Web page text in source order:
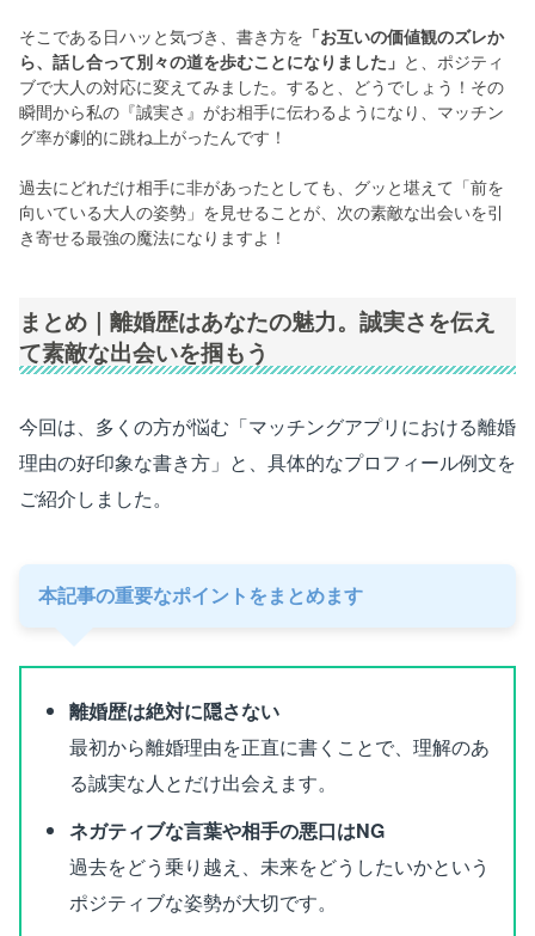
そこである日ハッと気づき、書き方を 「お互いの価値観のズレか
ら、話し合って別々の道を歩むことになりました」 と、ポジティ
ブで大人の対応に変えてみました。すると、どうでしょう！その
瞬間から私の『誠実さ』がお相手に伝わるようになり、マッチン
グ率が劇的に跳ね上がったんです！
過去にどれだけ相手に非があったとしても、グッと堪えて「前を
向いている大人の姿勢」を見せることが、次の素敵な出会いを引
き寄せる最強の魔法になりますよ！
まとめ｜離婚歴はあなたの魅力。誠実さを伝え
て素敵な出会いを掴もう
今回は、多くの方が悩む「マッチングアプリにおける離婚
理由の好印象な書き方」と、具体的なプロフィール例文を
ご紹介しました。
本記事の重要なポイントをまとめます
離婚歴は絶対に隠さない
最初から離婚理由を正直に書くことで、理解のあ
る誠実な人とだけ出会えます。
ネガティブな言葉や相手の悪口はNG
過去をどう乗り越え、未来をどうしたいかという
ポジティブな姿勢が大切です。